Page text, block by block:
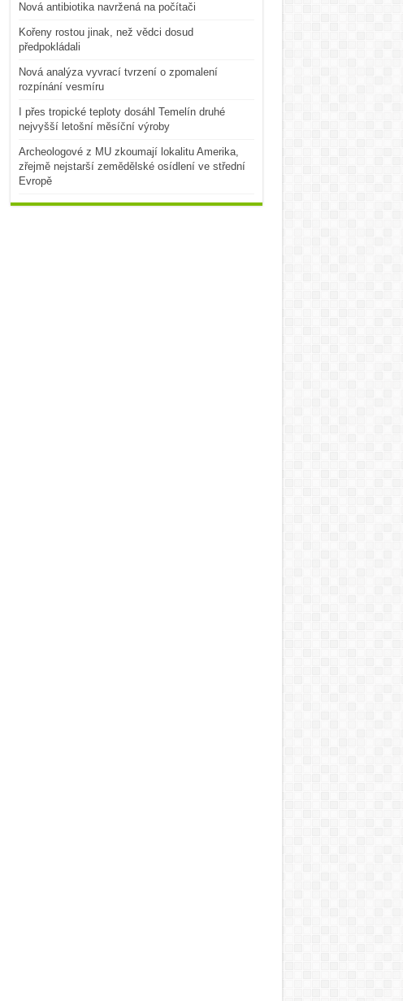
Nová antibiotika navržená na počítači
Kořeny rostou jinak, než vědci dosud
předpokládali
Nová analýza vyvrací tvrzení o zpomalení
rozpínání vesmíru
I přes tropické teploty dosáhl Temelín druhé
nejvyšší letošní měsíční výroby
Archeologové z MU zkoumají lokalitu Amerika,
zřejmě nejstarší zemědělské osídlení ve střední
Evropě